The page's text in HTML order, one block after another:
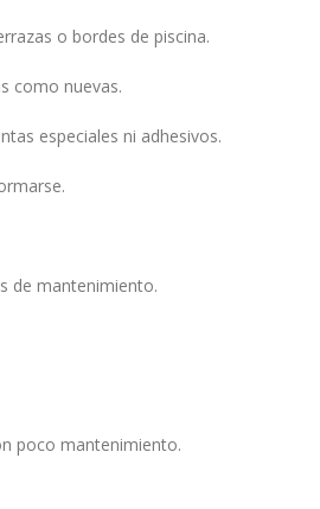
o bordes de piscina.
como nuevas.
especiales ni adhesivos.
de mantenimiento.
poco mantenimiento.